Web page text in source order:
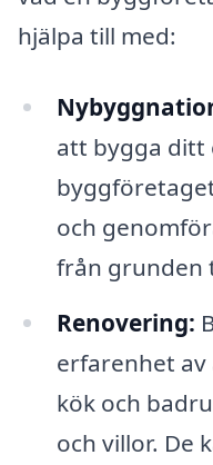
hjälpa till med:
att bygga ditt
och
från grunden
Renovering:
erfarenhet
kök och
och villor. De